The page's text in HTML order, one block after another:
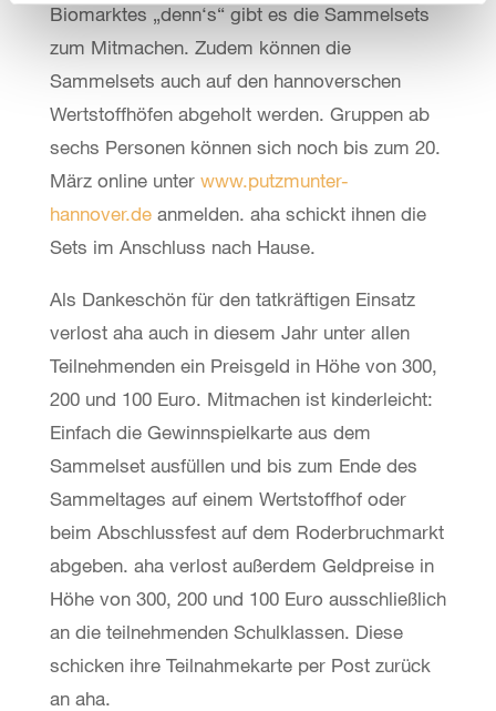
Biomarktes „denn‘s“ gibt es die Sammelsets
zum Mitmachen. Zudem können die
Sammelsets auch auf den hannoverschen
Wertstoffhöfen abgeholt werden. Gruppen ab
sechs Personen können sich noch bis zum 20.
März online unter www.putzmunter-
hannover.deanmelden. aha schickt ihnen die
Sets im Anschluss nach Hause.
Als Dankeschön für den tatkräftigen Einsatz
verlost aha auch in diesem Jahr unter allen
Teilnehmenden ein Preisgeld in Höhe von 300,
200 und 100 Euro. Mitmachen ist kinderleicht:
Einfach die Gewinnspielkarte aus dem
Sammelset ausfüllen und bis zum Ende des
Sammeltages auf einem Wertstoffhof oder
beim Abschlussfest auf dem Roderbruchmarkt
abgeben. aha verlost außerdem Geldpreise in
Höhe von 300, 200 und 100 Euro ausschließlich
an die teilnehmenden Schulklassen. Diese
schicken ihre Teilnahmekarte per Post zurück
an aha.